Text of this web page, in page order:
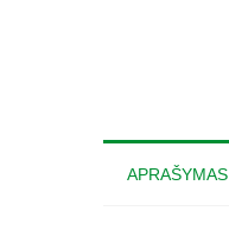
APRAŠYMAS